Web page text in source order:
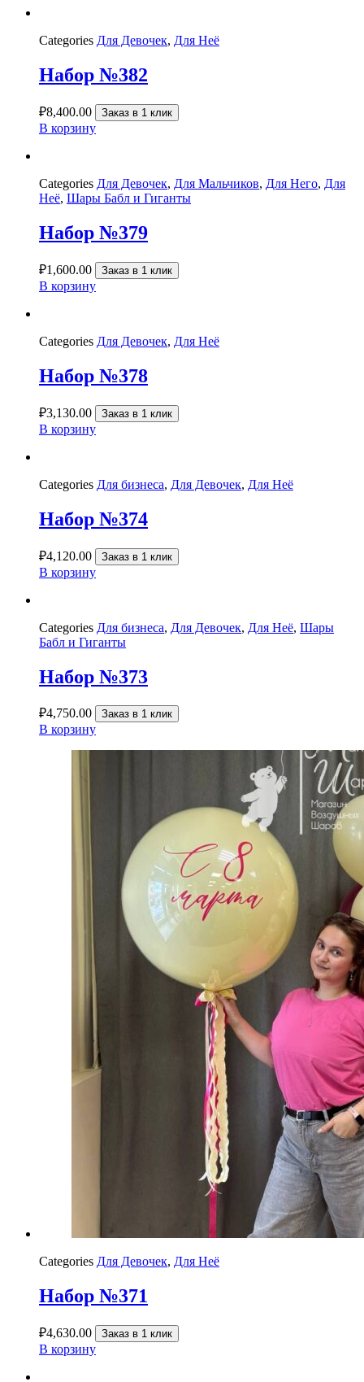
Categories Для Девочек, Для Неё
Набор №382
₽8,400.00 Заказ в 1 клик
В корзину
Categories Для Девочек, Для Мальчиков, Для Него, Для
Неё, Шары Бабл и Гиганты
Набор №379
₽1,600.00 Заказ в 1 клик
В корзину
Categories Для Девочек, Для Неё
Набор №378
₽3,130.00 Заказ в 1 клик
В корзину
Categories Для бизнеса, Для Девочек, Для Неё
Набор №374
₽4,120.00 Заказ в 1 клик
В корзину
Categories Для бизнеса, Для Девочек, Для Неё, Шары
Бабл и Гиганты
Набор №373
₽4,750.00 Заказ в 1 клик
В корзину
Categories Для Девочек, Для Неё
Набор №371
₽4,630.00 Заказ в 1 клик
В корзину